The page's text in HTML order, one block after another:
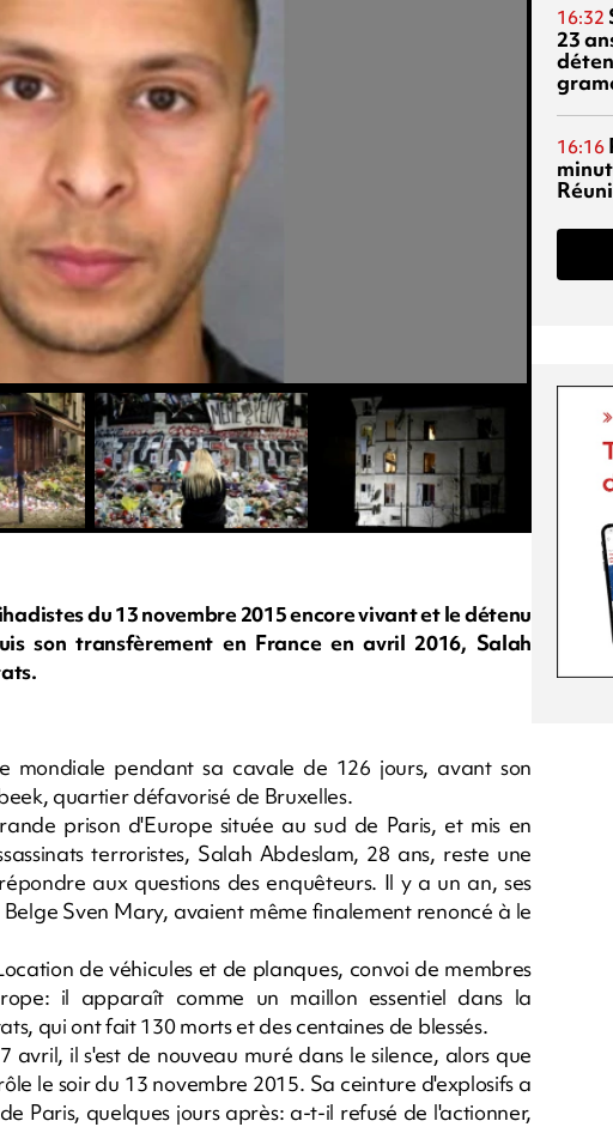
du 13 novembre 2015 encore vivant et le détenu
son transfèrement en France en avril 2016, Salah
mondiale pendant sa cavale de 126 jours, avant son
quartier défavorisé de Bruxelles.
prison d'Europe située au sud de Paris, et mis en
terroristes, Salah Abdeslam, 28 ans, reste une
aux questions des enquêteurs. Il y a un an, ses
Sven Mary, avaient même finalement renoncé à le
de véhicules et de planques, convoi de membres
il apparaît comme un maillon essentiel dans la
qui ont fait 130 morts et des centaines de blessés.
il s'est de nouveau muré dans le silence, alors que
le soir du 13 novembre 2015. Sa ceinture d'explosifs a
Paris, quelques jours après: a-t-il refusé de l'actionner,
16:32
23
16:16